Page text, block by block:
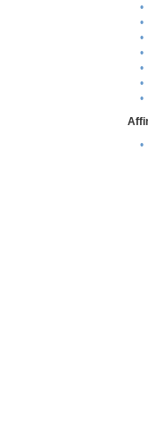
•
•
•
•
•
•
•
•